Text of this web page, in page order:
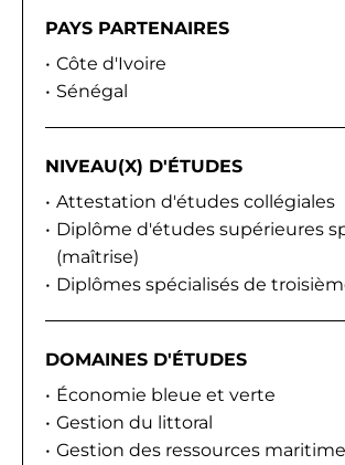
PAYS PARTENAIRES
Côte d'Ivoire
Sénégal
NIVEAU(X) D'ÉTUDES
Attestation d'études collégiales
Diplôme d'études supérieures
(maîtrise)
Diplômes spécialisés de
DOMAINES D'ÉTUDES
Économie bleue et verte
Gestion du littoral
Gestion des ressources